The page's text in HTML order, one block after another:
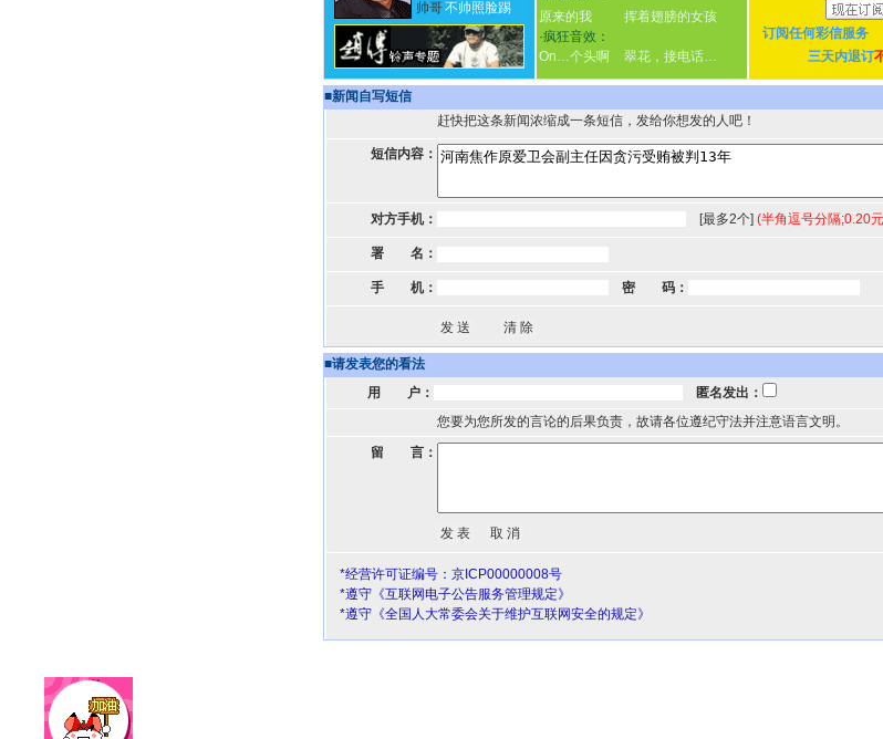
帅哥不帅照脸踢
原来的我
挥着翅膀的女孩
·疯狂音效：
On…个头啊
翠花，接电话…
订阅任何彩信服务
三天内退订
■新闻自写短信
赶快把这条新闻浓缩成一条短信，发给你想发的人吧！
短信内容：
对方手机： [最多2个] (半角逗号分隔;0.20
署 名：
手 机： 密 码：
■请发表您的看法
用 户：
匿名发出：
您要为您所发的言论的后果负责，故请各位遵纪守法并注意语言文明。
留 言：
*经营许可证编号：京ICP00000008号
*遵守《互联网电子公告服务管理规定》
*遵守《全国人大常委会关于维护互联网安全的规定》